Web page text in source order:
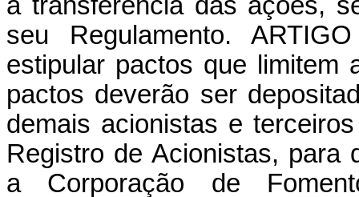
seu Regulamento. ARTIGO
estipular pactos que limitem
pactos deverão ser
demais acionistas e
Registro de Acionistas, para
a Corporação de